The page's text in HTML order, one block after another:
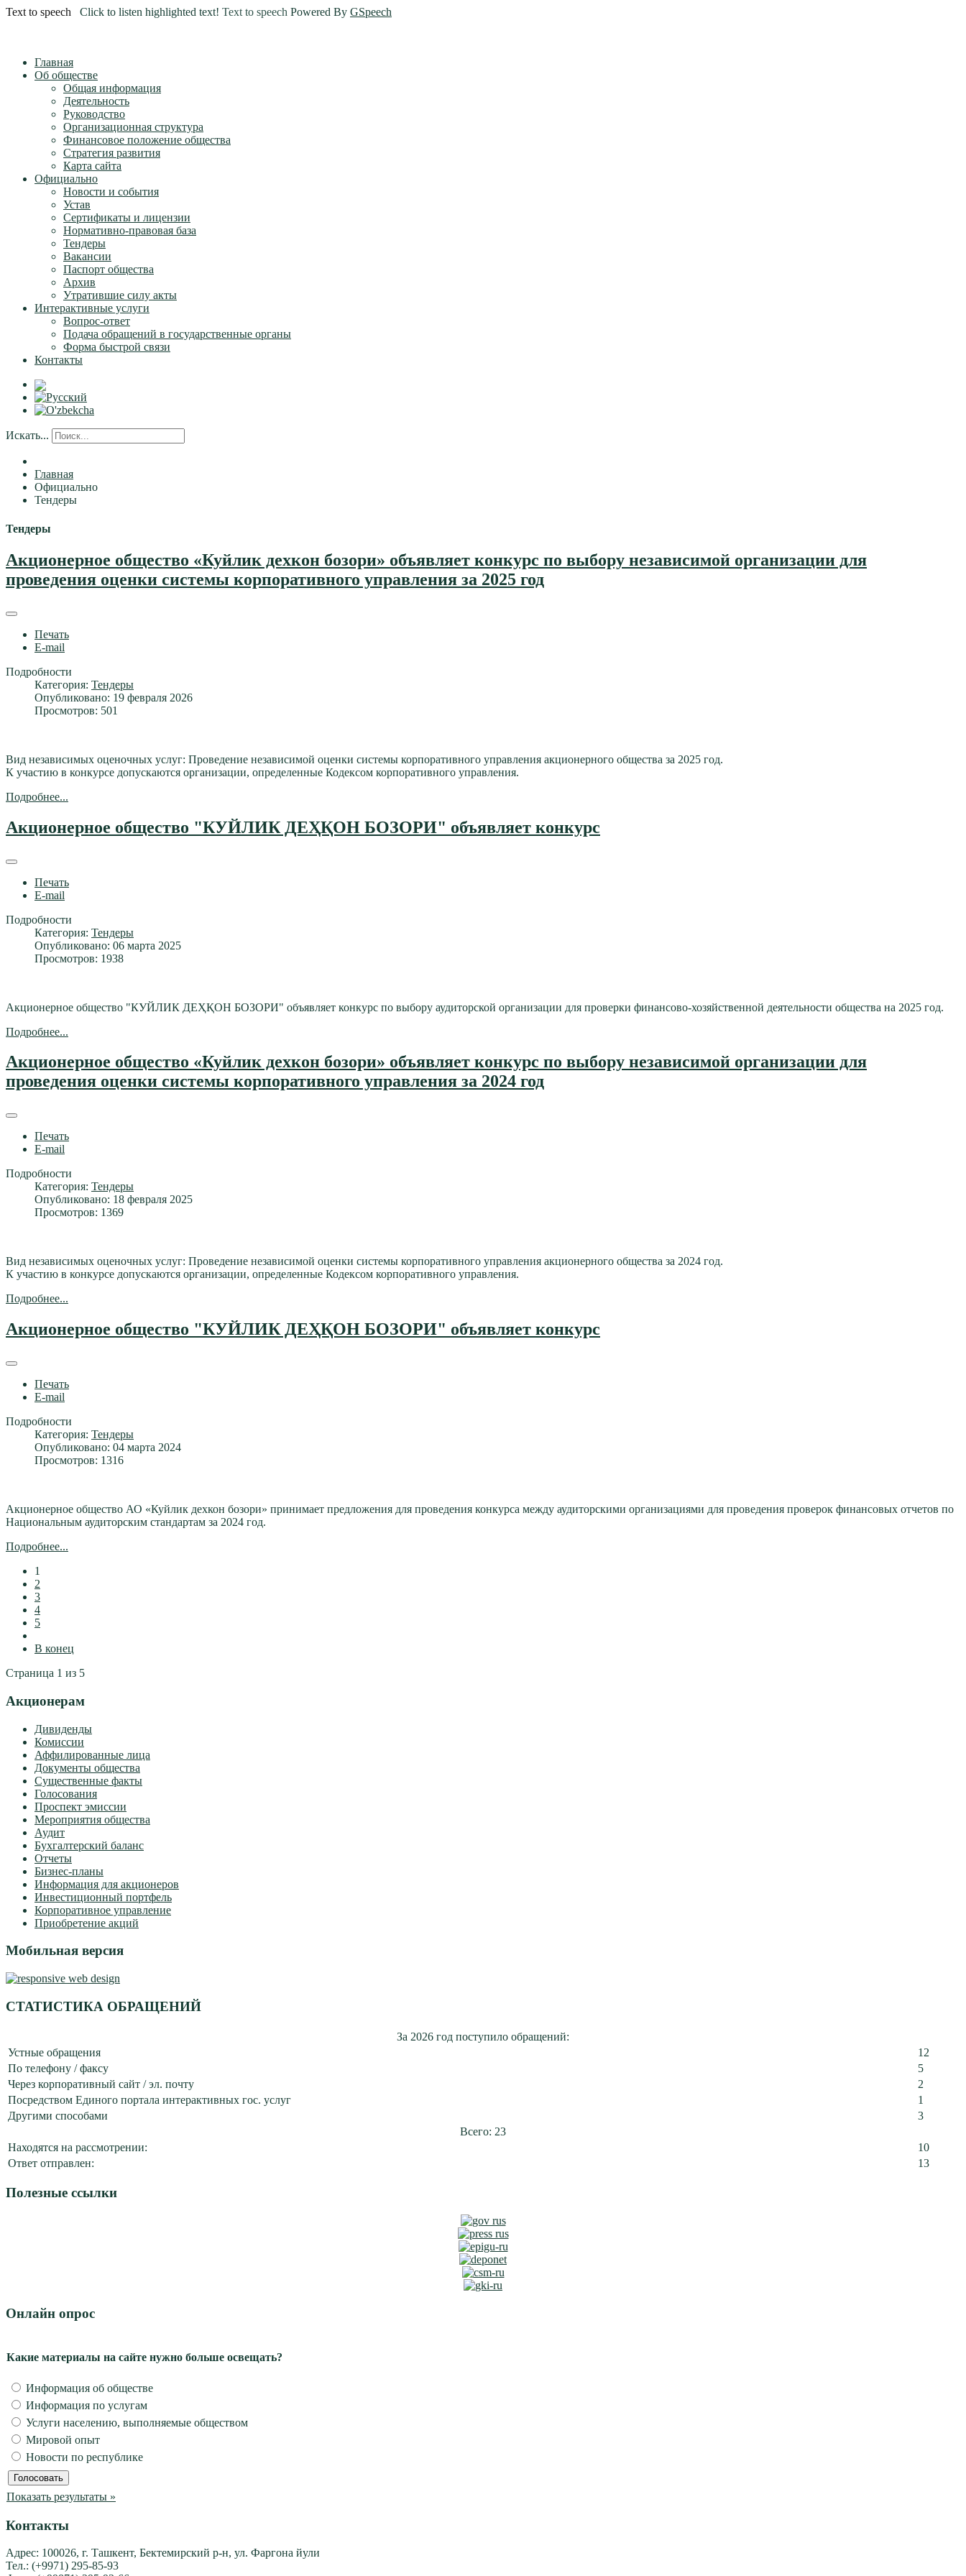
Text to speech Click to listen highlighted text! Text to speech Powered By GSpeech
Главная
Об обществе
Общая информация
Деятельность
Руководство
Организационная структура
Финансовое положение общества
Стратегия развития
Карта сайта
Официально
Новости и события
Устав
Сертификаты и лицензии
Нормативно-правовая база
Тендеры
Вакансии
Паспорт общества
Архив
Утратившие силу акты
Интерактивные услуги
Вопрос-ответ
Подача обращений в государственные органы
Форма быстрой связи
Контакты
Искать...
Главная
Официально
Тендеры
Тендеры
Акционерное общество «Куйлик дехкон бозори» объявляет конкурс по выбору независимой организации для
проведения оценки системы корпоративного управления за 2025 год
Печать
E-mail
Подробности
Категория: Тендеры
Опубликовано: 19 февраля 2026
Просмотров: 501
Вид независимых оценочных услуг: Проведение независимой оценки системы корпоративного управления акционерного общества за 2025 год.
К участию в конкурсе допускаются организации, определенные Кодексом корпоративного управления.
Подробнее...
Акционерное общество "КУЙЛИК ДЕҲҚОН БОЗОРИ" объявляет конкурс
Печать
E-mail
Подробности
Категория: Тендеры
Опубликовано: 06 марта 2025
Просмотров: 1938
Акционерное общество "КУЙЛИК ДЕҲҚОН БОЗОРИ" объявляет конкурс по выбору аудиторской организации для проверки финансово-хозяйственной деятельности общества на 2025 год.
Подробнее...
Акционерное общество «Куйлик дехкон бозори» объявляет конкурс по выбору независимой организации для
проведения оценки системы корпоративного управления за 2024 год
Печать
E-mail
Подробности
Категория: Тендеры
Опубликовано: 18 февраля 2025
Просмотров: 1369
Вид независимых оценочных услуг: Проведение независимой оценки системы корпоративного управления акционерного общества за 2024 год.
К участию в конкурсе допускаются организации, определенные Кодексом корпоративного управления.
Подробнее...
Акционерное общество "КУЙЛИК ДЕҲҚОН БОЗОРИ" объявляет конкурс
Печать
E-mail
Подробности
Категория: Тендеры
Опубликовано: 04 марта 2024
Просмотров: 1316
Акционерное общество АО «Куйлик дехкон бозори» принимает предложения для проведения конкурса между аудиторскими организациями для проведения проверок финансовых отчетов по
Национальным аудиторским стандартам за 2024 год.
Подробнее...
1
2
3
4
5
В конец
Страница 1 из 5
Акционерам
Дивиденды
Комиссии
Аффилированные лица
Документы общества
Существенные факты
Голосования
Проспект эмиссии
Мероприятия общества
Аудит
Бухгалтерский баланс
Отчеты
Бизнес-планы
Информация для акционеров
Инвестиционный портфель
Корпоративное управление
Приобретение акций
Мобильная версия
СТАТИСТИКА ОБРАЩЕНИЙ
За 2026 год поступило обращений:
Устные обращения
12
По телефону / факсу
5
Через корпоративный сайт / эл. почту
2
Посредством Единого портала интерактивных гос. услуг
1
Другими способами
3
Всего: 23
Находятся на рассмотрении:
10
Ответ отправлен:
13
Полезные ссылки
Онлайн опрос
Какие материалы на сайте нужно больше освещать?
Информация об обществе
Информация по услугам
Услуги населению, выполняемые обществом
Мировой опыт
Новости по республике
Показать результаты »
Контакты
Адрес: 100026, г. Ташкент, Бектемирский р-н, ул. Фаргона йули
Тел.: (+9971) 295-85-93